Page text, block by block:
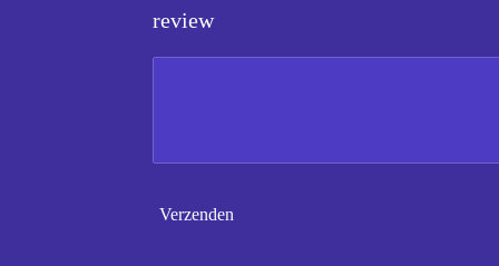
review
Verzenden